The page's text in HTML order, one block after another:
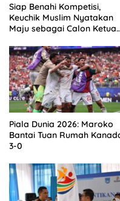
Siap Benahi Kompetisi,
Keuchik Muslim Nyatakan
Maju sebagai Calon Ketua
Piala Dunia 2026: Maroko
Bantai Tuan Rumah
3-0